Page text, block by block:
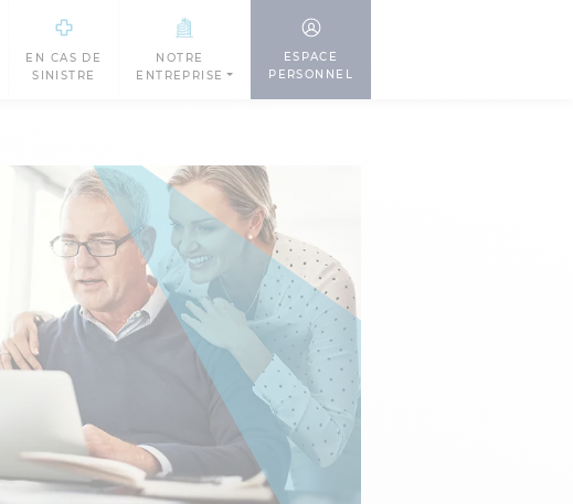
EN CAS DE
SINISTRE
NOTRE
ENTREPRISE
ESPACE
PERSONNEL